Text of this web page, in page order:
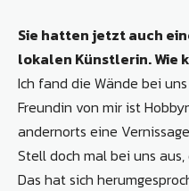
Sie hatten jetzt auch
lokalen Künstlerin. Wie
Ich fand die Wände bei
Freundin von mir ist
andernorts eine
Stell doch mal bei uns
Das hat sich